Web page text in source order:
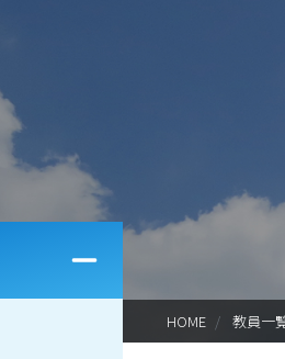
HOME 教員一